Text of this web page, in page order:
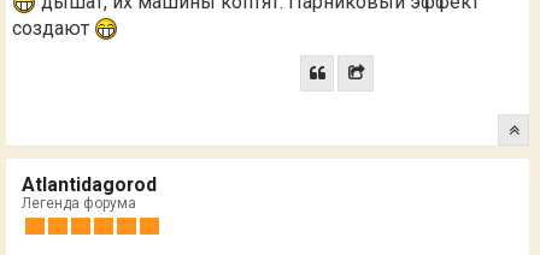
создают
Atlantidagorod
Легенда форума